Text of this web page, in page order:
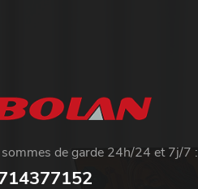
de garde 24h/24 et 7j/7 :